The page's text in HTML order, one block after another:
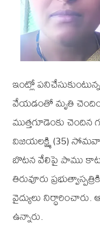
ఇంట్లో
వేయడంతో మృతి
ముత్తగూడెంకు చెందిన
విజయలక్ష్మి (35)
బొటన వేలిపై పాము
తిరువూరు
వైద్యులు
ఉన్నారు.